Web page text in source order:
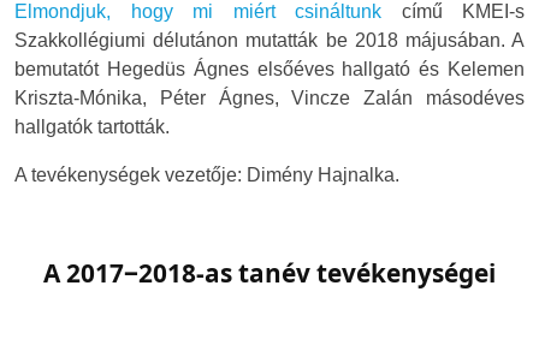
Elmondjuk, hogy mi miért csináltunk című KMEI-s
Szakkollégiumi délutánon mutatták be 2018 májusában. A
bemutatót Hegedüs Ágnes elsőéves hallgató és Kelemen
Kriszta-Mónika, Péter Ágnes, Vincze Zalán másodéves
hallgatók tartották.
A tevékenységek vezetője: Dimény Hajnalka.
A 2017‒2018-as tanév tevékenységei